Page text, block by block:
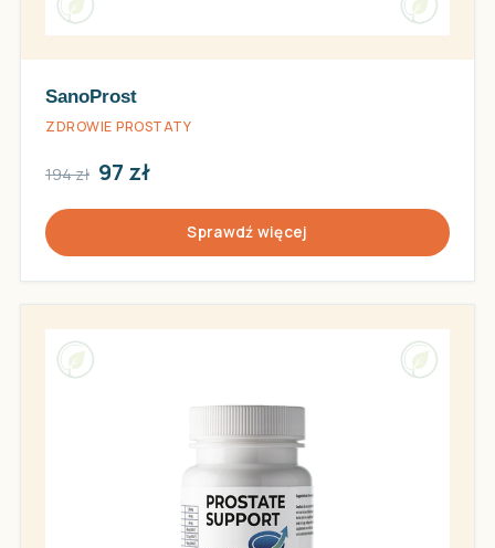
SanoProst
ZDROWIE PROSTATY
194 zł 97 zł
Sprawdź więcej